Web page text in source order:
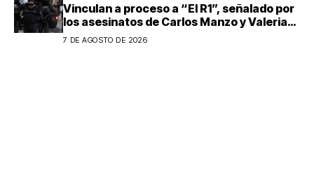
Vinculan a proceso a “El R1”, señalado por
los asesinatos de Carlos Manzo y Valeria
Márquez
7 DE AGOSTO DE 2026